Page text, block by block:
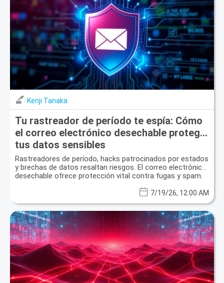
Kenji Tanaka
Tu rastreador de período te espía: Cómo
el correo electrónico desechable protege
tus datos sensibles
Rastreadores de período, hacks patrocinados por estados
y brechas de datos resaltan riesgos. El correo electrónico
desechable ofrece protección vital contra fugas y spam.
7/19/26, 12:00 AM